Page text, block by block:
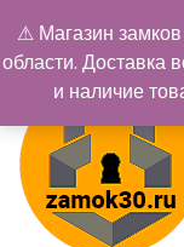
содержимому
⚠ Магазин
области. Доставка
и наличие